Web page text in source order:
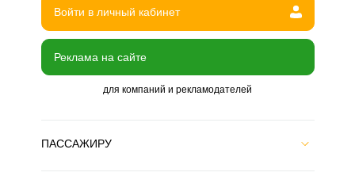
Войти в личный кабинет
Реклама на сайте
для компаний и рекламодателей
ПАССАЖИРУ